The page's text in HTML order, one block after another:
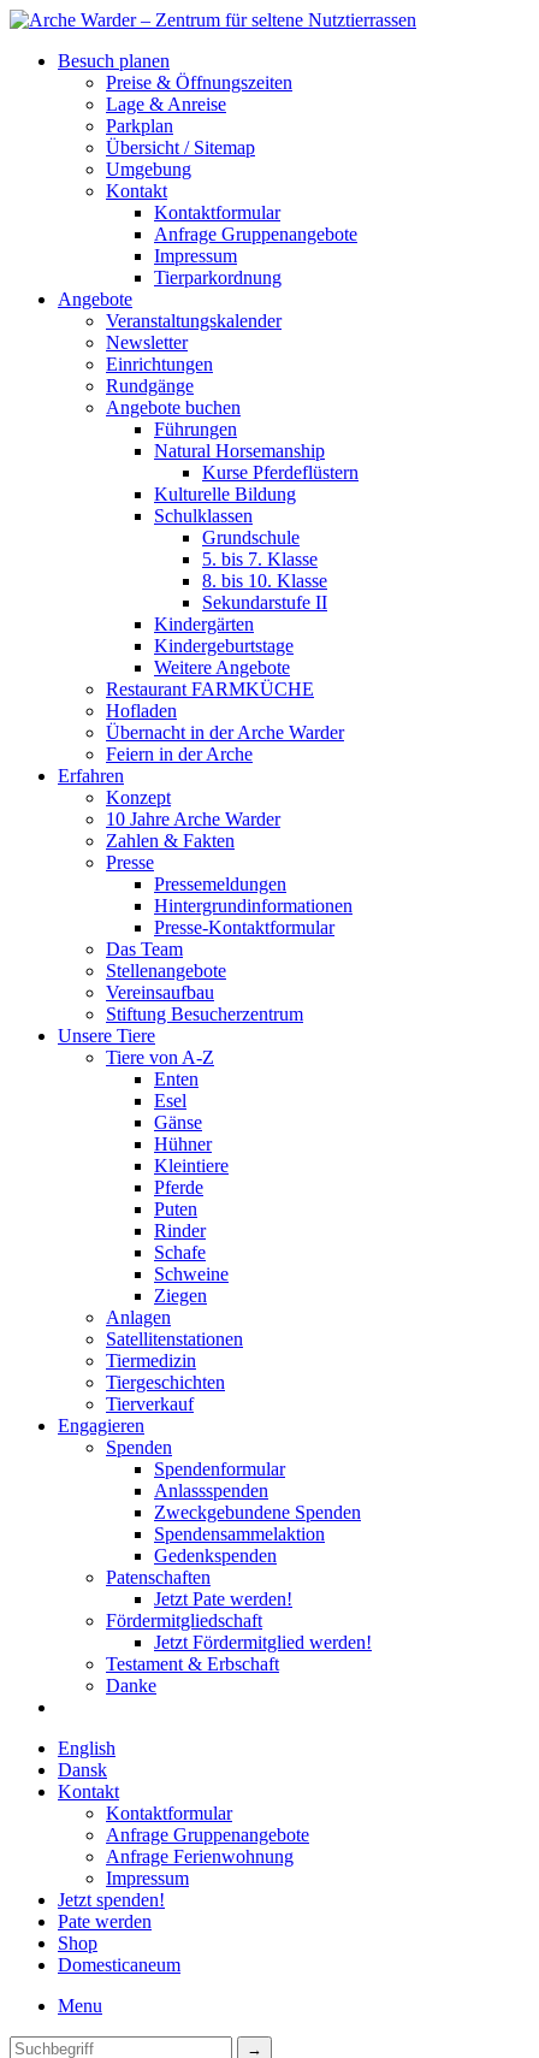
Besuch planen
Preise & Öffnungszeiten
Lage & Anreise
Parkplan
Übersicht / Sitemap
Umgebung
Kontakt
Kontaktformular
Anfrage Gruppenangebote
Impressum
Tierparkordnung
Angebote
Veranstaltungskalender
Newsletter
Einrichtungen
Rundgänge
Angebote buchen
Führungen
Natural Horsemanship
Kurse Pferdeflüstern
Kulturelle Bildung
Schulklassen
Grundschule
5. bis 7. Klasse
8. bis 10. Klasse
Sekundarstufe II
Kindergärten
Kindergeburtstage
Weitere Angebote
Restaurant FARMKÜCHE
Hofladen
Übernacht in der Arche Warder
Feiern in der Arche
Erfahren
Konzept
10 Jahre Arche Warder
Zahlen & Fakten
Presse
Pressemeldungen
Hintergrundinformationen
Presse-Kontaktformular
Das Team
Stellenangebote
Vereinsaufbau
Stiftung Besucherzentrum
Unsere Tiere
Tiere von A-Z
Enten
Esel
Gänse
Hühner
Kleintiere
Pferde
Puten
Rinder
Schafe
Schweine
Ziegen
Anlagen
Satellitenstationen
Tiermedizin
Tiergeschichten
Tierverkauf
Engagieren
Spenden
Spendenformular
Anlassspenden
Zweckgebundene Spenden
Spendensammelaktion
Gedenkspenden
Patenschaften
Jetzt Pate werden!
Fördermitgliedschaft
Jetzt Fördermitglied werden!
Testament & Erbschaft
Danke
English
Dansk
Kontakt
Kontaktformular
Anfrage Gruppenangebote
Anfrage Ferienwohnung
Impressum
Jetzt spenden!
Pate werden
Shop
Domesticaneum
Menu